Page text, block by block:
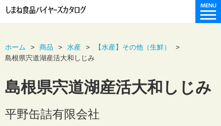
ホーム 商品 水産
【水産】その他（生鮮）
島根県宍道湖産活大和しじみ
島根県宍道湖産活大和しじみ
平野缶詰有限会社